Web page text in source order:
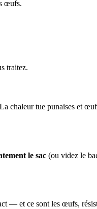
œufs.
traitez.
chaleur tue punaises et
le sac (ou videz le
— et ce sont les œufs,